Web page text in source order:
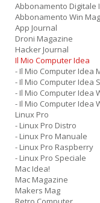
Abbonamento Digitale
Abbonamento Win
App Journal
Droni Magazine
Hacker Journal
Il Mio Computer Idea
- Il Mio Computer Idea
- Il Mio Computer Idea
- Il Mio Computer Idea
- Il Mio Computer Idea
Linux Pro
- Linux Pro Distro
- Linux Pro Manuale
- Linux Pro Raspberry
- Linux Pro Speciale
Mac Idea!
Mac Magazine
Makers Mag